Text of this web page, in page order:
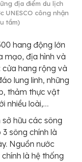
địa điểm du lịch
UNESCO công nhận
tầm)
hang động lớn
mạo, địa hình và
cửa hang rộng và
lung linh, những
thảm thực vật
nhiều loài,…
hữu các sông
sông chính là
Nguồn nước
là hệ thống